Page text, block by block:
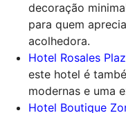
decoração
para quem
acolhedora.
Hotel Rosales
este hotel é
modernas e uma
Hotel Boutique